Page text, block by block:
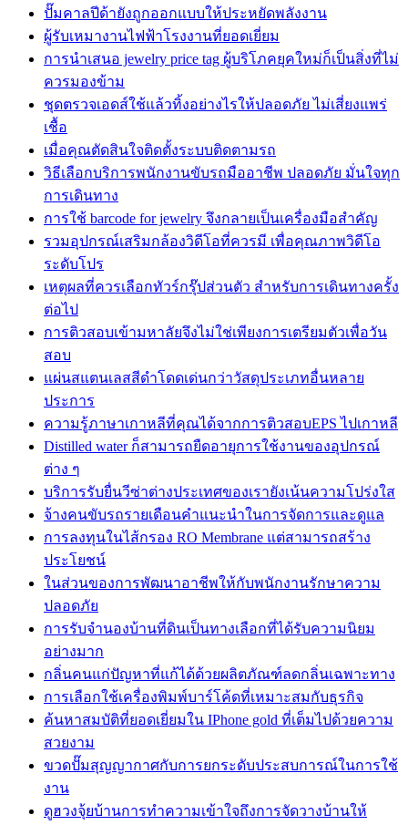
ปั๊มคาลปีด้ายังถูกออกแบบให้ประหยัดพลังงาน
ผู้รับเหมางานไฟฟ้าโรงงานที่ยอดเยี่ยม
การนำเสนอ jewelry price tag ผู้บริโภคยุคใหม่ก็เป็นสิ่งที่ไม่
ควรมองข้าม
ชุดตรวจเอดส์ใช้แล้วทิ้งอย่างไรให้ปลอดภัย ไม่เสี่ยงแพร่
เชื้อ
เมื่อคุณตัดสินใจติดตั้งระบบติดตามรถ
วิธีเลือกบริการพนักงานขับรถมืออาชีพ ปลอดภัย มั่นใจทุก
การเดินทาง
การใช้ barcode for jewelry จึงกลายเป็นเครื่องมือสำคัญ
รวมอุปกรณ์เสริมกล้องวิดีโอที่ควรมี เพื่อคุณภาพวิดีโอ
ระดับโปร
เหตุผลที่ควรเลือกทัวร์กรุ๊ปส่วนตัว สำหรับการเดินทางครั้ง
ต่อไป
การติวสอบเข้ามหาลัยจึงไม่ใช่เพียงการเตรียมตัวเพื่อวัน
สอบ
แผ่นสแตนเลสสีดำโดดเด่นกว่าวัสดุประเภทอื่นหลาย
ประการ
ความรู้ภาษาเกาหลีที่คุณได้จากการติวสอบEPS ไปเกาหลี
Distilled water ก็สามารถยืดอายุการใช้งานของอุปกรณ์
ต่าง ๆ
บริการรับยื่นวีซ่าต่างประเทศของเรายังเน้นความโปร่งใส
จ้างคนขับรถรายเดือนคำแนะนำในการจัดการและดูแล
การลงทุนในไส้กรอง RO Membrane แต่สามารถสร้าง
ประโยชน์
ในส่วนของการพัฒนาอาชีพให้กับพนักงานรักษาความ
ปลอดภัย
การรับจำนองบ้านที่ดินเป็นทางเลือกที่ได้รับความนิยม
อย่างมาก
กลิ่นคนแก่ปัญหาที่แก้ได้ด้วยผลิตภัณฑ์ลดกลิ่นเฉพาะทาง
การเลือกใช้เครื่องพิมพ์บาร์โค้ดที่เหมาะสมกับธุรกิจ
ค้นหาสมบัติที่ยอดเยี่ยมใน IPhone gold ที่เต็มไปด้วยความ
สวยงาม
ขวดปั๊มสุญญากาศกับการยกระดับประสบการณ์ในการใช้
งาน
ดูฮวงจุ้ยบ้านการทำความเข้าใจถึงการจัดวางบ้านให้